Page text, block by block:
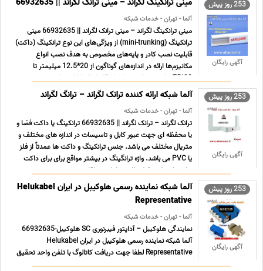
253 روز پیش
آگهی رایگان
آلما - تهران - خدمات شبکه
مینی ترانکینگ لگراند – مینی ترانک لگراند || 66932635 مینی
ترانکینگ (mini-trunking) از ویژگی‌‌های این نوع ترانکینگ (داکت)
قابلیت نصب کادر و پایه‌های مخصوص به هدف نصب انواع
مکانیزم‌ها ارائه در اندازه‌های گوناگون از 20*12.5 میلیمتر تا
20*75میلیمتر مناسب برای انتقال انواع کابل شبکه ... ...
253 روز پیش
آگهی رایگان
آلما شبکه ارائه کننده ترانک لگراند – ترانگ لگراند
آلما - تهران - خدمات شبکه
ترانک لگراند – ترانک لگراند || 66932635 ترانکینگ یا داکت فضا و
یا محفظه ای جهت عبور کابل و تاسیسات در اندازه های مختلف و
متریال مختلف می باشد. جنس ترانکینگ و داکت ها عمدتاً از فلز
یا PVC می باشد. واژه ترانگینگ در بیشتر مواقع برای برای داکت
هایی با سطح مقطع بالا و شامل متعلقاتی م ... ...
253 روز پیش
آگهی رایگان
آلما شبکه نماینده رسمی هلوکیبل در ایران Helukabel
Representative
آلما - تهران - خدمات شبکه
نمایندگی هلوکیبل – آداپتور فیبرنوری SC هلوکیبل-66932635
آلما شبکه نماینده رسمی هلوکیبل در ایران Helukabel
Representative لطفا جهت دریافت کاتالوگ با تلفن واحد تحقیق
و توسعه شرکت آلما شبکه تماس حاصل فرمایید 669326354